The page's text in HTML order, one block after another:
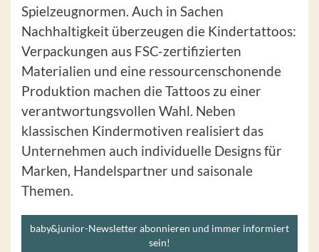
Spielzeugnormen. Auch in Sachen
Nachhaltigkeit überzeugen die Kindertattoos:
Verpackungen aus FSC-zertifizierten
Materialien und eine ressourcenschonende
Produktion machen die Tattoos zu einer
verantwortungsvollen Wahl. Neben
klassischen Kindermotiven realisiert das
Unternehmen auch individuelle Designs für
Marken, Handelspartner und saisonale
Themen.
baby&junior-Newsletter abonnieren und immer informiert
sein!